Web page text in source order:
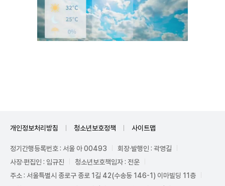
개인정보처리방침 청소년보호정책 사이트맵
정기간행등록번호 : 서울 아 00493
회장·발행인 : 곽영길
사장·편집인 : 임규진
청소년보호책임자 : 전운
주소 : 서울특별시 종로구 종로 1길 42(수송동 146-1) 이마빌딩 11층